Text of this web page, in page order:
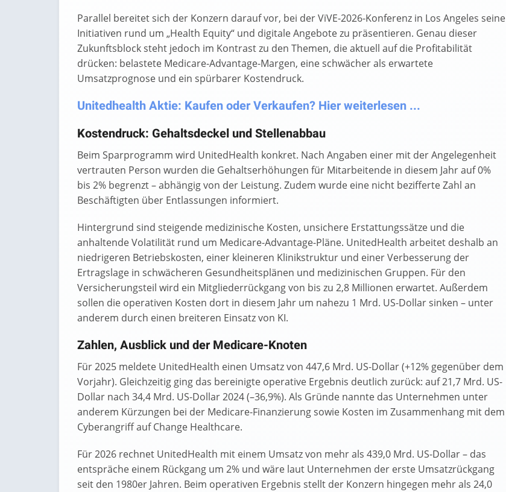
Parallel bereitet sich der Konzern darauf vor, bei der ViVE-2026-Konferenz in Los Angeles seine
Initiativen rund um „Health Equity“ und digitale Angebote zu präsentieren. Genau dieser
Zukunftsblock steht jedoch im Kontrast zu den Themen, die aktuell auf die Profitabilität
drücken: belastete Medicare-Advantage-Margen, eine schwächer als erwartete
Umsatzprognose und ein spürbarer Kostendruck.
Unitedhealth Aktie: Kaufen oder Verkaufen? Hier weiterlesen ...
Kostendruck: Gehaltsdeckel und Stellenabbau
Beim Sparprogramm wird UnitedHealth konkret. Nach Angaben einer mit der Angelegenheit
vertrauten Person wurden die Gehaltserhöhungen für Mitarbeitende in diesem Jahr auf 0%
bis 2% begrenzt – abhängig von der Leistung. Zudem wurde eine nicht bezifferte Zahl an
Beschäftigten über Entlassungen informiert.
Hintergrund sind steigende medizinische Kosten, unsichere Erstattungssätze und die
anhaltende Volatilität rund um Medicare-Advantage-Pläne. UnitedHealth arbeitet deshalb an
niedrigeren Betriebskosten, einer kleineren Klinikstruktur und einer Verbesserung der
Ertragslage in schwächeren Gesundheitsplänen und medizinischen Gruppen. Für den
Versicherungsteil wird ein Mitgliederrückgang von bis zu 2,8 Millionen erwartet. Außerdem
sollen die operativen Kosten dort in diesem Jahr um nahezu 1 Mrd. US-Dollar sinken – unter
anderem durch einen breiteren Einsatz von KI.
Zahlen, Ausblick und der Medicare-Knoten
Für 2025 meldete UnitedHealth einen Umsatz von 447,6 Mrd. US-Dollar (+12% gegenüber dem
Vorjahr). Gleichzeitig ging das bereinigte operative Ergebnis deutlich zurück: auf 21,7 Mrd. US-
Dollar nach 34,4 Mrd. US-Dollar 2024 (–36,9%). Als Gründe nannte das Unternehmen unter
anderem Kürzungen bei der Medicare-Finanzierung sowie Kosten im Zusammenhang mit dem
Cyberangriff auf Change Healthcare.
Für 2026 rechnet UnitedHealth mit einem Umsatz von mehr als 439,0 Mrd. US-Dollar – das
entspräche einem Rückgang um 2% und wäre laut Unternehmen der erste Umsatzrückgang
seit den 1980er Jahren. Beim operativen Ergebnis stellt der Konzern hingegen mehr als 24,0